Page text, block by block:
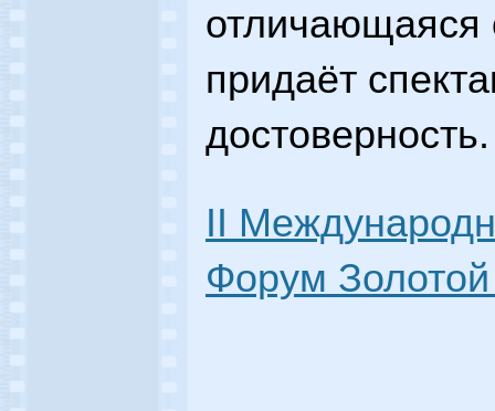
отличающаяся
придаёт
достоверность.
II
Форум